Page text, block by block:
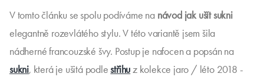
V tomto článku se spolu podíváme na návod jak ušít sukni
elegantně rozevlátého stylu. V této variantě jsem šila
nádherné francouzské švy. Postup je nafocen a popsán na
sukni, která je ušitá podlestřihuz kolekce jaro / léto 2018 -